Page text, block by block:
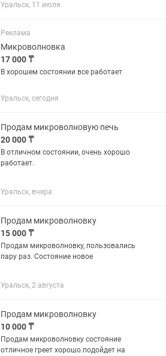
остальном всё отлично, наушники
Уральск, 11 июля
Реклама
Микроволновка
17 000 ₸
В хорошем состоянии все работает
Уральск, сегодня
Продам микроволновую печь
20 000 ₸
В отличном состоянии, очень хорошо
работает.
Уральск, вчера
Продам микроволновку
15 000 ₸
Продам микроволновку, пользовались
пару раз. Состояние новое
Уральск, 2 августа
Продам микроволновку
10 000 ₸
Продам микроволновку состояние
отличное греет хорошо.подойдет на